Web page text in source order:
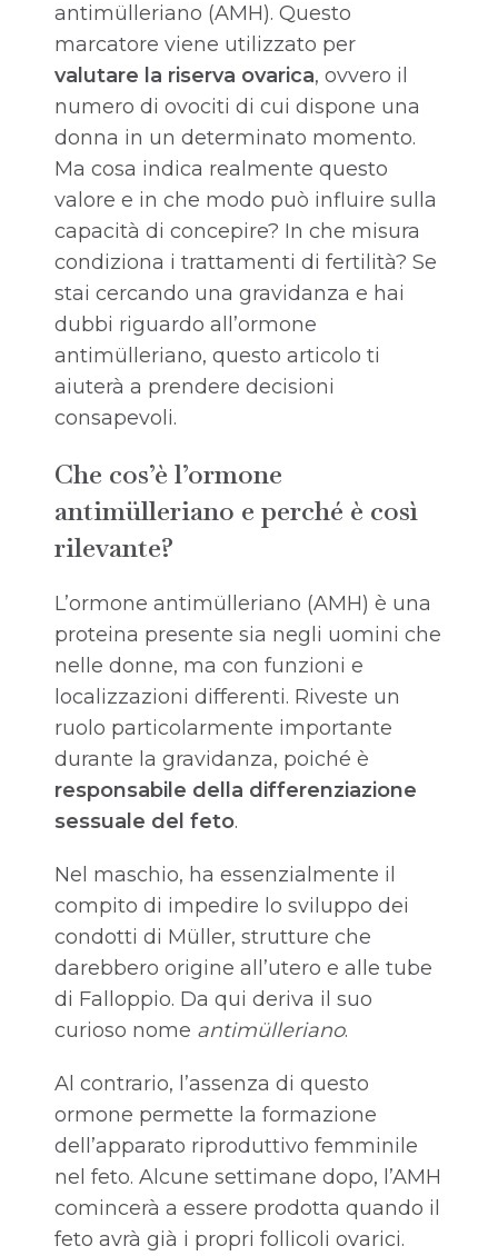
antimülleriano (AMH). Questo
marcatore viene utilizzato per
valutare la riserva ovarica, ovvero il
numero di ovociti di cui dispone una
donna in un determinato momento.
Ma cosa indica realmente questo
valore e in che modo può influire sulla
capacità di concepire? In che misura
condiziona i trattamenti di fertilità? Se
stai cercando una gravidanza e hai
dubbi riguardo all’ormone
antimülleriano, questo articolo ti
aiuterà a prendere decisioni
consapevoli.
Che cos’è l’ormone
antimülleriano e perché è così
rilevante?
L’ormone antimülleriano (AMH) è una
proteina presente sia negli uomini che
nelle donne, ma con funzioni e
localizzazioni differenti. Riveste un
ruolo particolarmente importante
durante la gravidanza, poiché è
responsabile della differenziazione
sessuale del feto.
Nel maschio, ha essenzialmente il
compito di impedire lo sviluppo dei
condotti di Müller, strutture che
darebbero origine all’utero e alle tube
di Falloppio. Da qui deriva il suo
curioso nome antimülleriano.
Al contrario, l’assenza di questo
ormone permette la formazione
dell’apparato riproduttivo femminile
nel feto. Alcune settimane dopo, l’AMH
comincerà a essere prodotta quando il
feto avrà già i propri follicoli ovarici.